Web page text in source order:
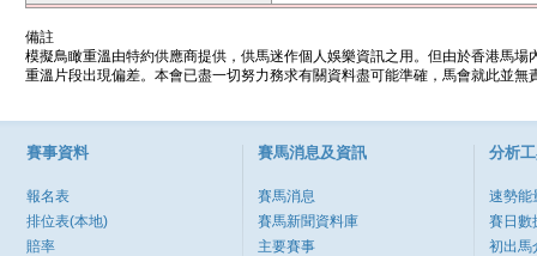
備註
模擬鳥瞰重溫由特約供應商提供，供馬迷作個人娛樂資訊之用。但由於香港馬
重溫片段出現偏差。本會已盡一切努力務求有關資料盡可能準確，馬會就此並
賽事資料
報名表
排位表(本地)
賠率
賽馬消息及資訊
賽馬消息
賽馬新聞資料庫
主要賽事
分析
速勢能
賽日數
初出馬